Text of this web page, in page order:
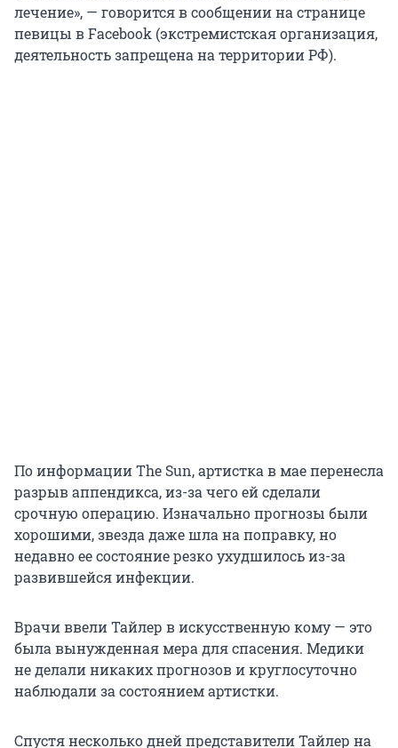
лечение», — говорится в сообщении на странице
певицы в Facebook (экстремистская организация,
деятельность запрещена на территории РФ).
По информации The Sun, артистка в мае перенесла
разрыв аппендикса, из-за чего ей сделали
срочную операцию. Изначально прогнозы были
хорошими, звезда даже шла на поправку, но
недавно ее состояние резко ухудшилось из-за
развившейся инфекции.
Врачи ввели Тайлер в искусственную кому — это
была вынужденная мера для спасения. Медики
не делали никаких прогнозов и круглосуточно
наблюдали за состоянием артистки.
Спустя несколько дней представители Тайлер на